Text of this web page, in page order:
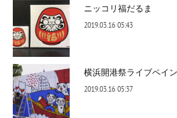
ニッコリ福だるま
2019.03.16 05:43
横浜開港祭ライブペイ
2019.03.16 05:37